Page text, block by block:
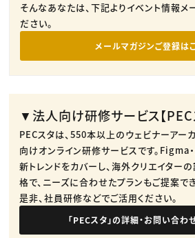
そんなあなたは、下記よりイベント情報メ
ださい。
メールマガジンご登録は
▼法人向け研修サービス【PEC
PECスタは、550本以上のウェビナーアー
向けオンライン研修サービスです。​Figma
新トレンドをカバーし、海外クリエイター
格で、ニーズに合わせたプランもご提案でき
是非、社員研修などでご活用ください。​
「PECスタ」の詳細・お問い合わ